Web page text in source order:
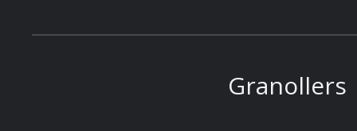
Granollers